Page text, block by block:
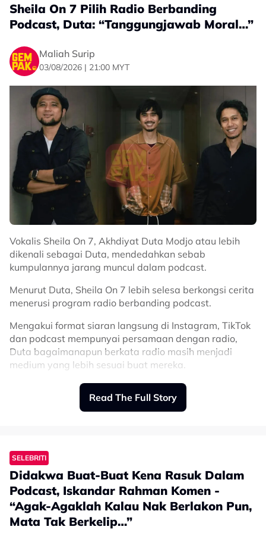
Sheila On 7 Pilih Radio Berbanding
Podcast, Duta: “Tanggungjawab Moral…”
Maliah Surip
03/08/2026 | 21:00 MYT
Vokalis Sheila On 7, Akhdiyat Duta Modjo atau lebih
dikenali sebagai Duta, mendedahkan sebab
kumpulannya jarang muncul dalam podcast.
Menurut Duta, Sheila On 7 lebih selesa berkongsi cerita
menerusi program radio berbanding podcast.
Mengakui format siaran langsung di Instagram, TikTok
dan podcast mempunyai persamaan dengan radio,
Duta bagaimanapun berkata radio masih menjadi
medium yang lebih sesuai buat mereka.
"Sebenarnya lebih seronok bercerita di radio," katanya
menerusi video yang dimuat naik di akaun TikTok rasmi
Sheila On 7 seperti dilaporkan Kompas.
memilih radio ialah kerana kandungannya dipantau
oleh Komisi Penyiaran Indonesia (KPI).
"Radio dipantau oleh KPI. Bukan bermaksud apa yang
dibincangkan perlu ikut peraturan. Sebenarnya banyak
perkara boleh dikupas dengan lebih mendalam, tetapi
masih ada batas-batas tertentu yang
Read The Full Story
SELEBRITI
Didakwa Buat-Buat Kena Rasuk Dalam
Podcast, Iskandar Rahman Komen -
“Agak-Agaklah Kalau Nak Berlakon Pun,
Mata Tak Berkelip…”